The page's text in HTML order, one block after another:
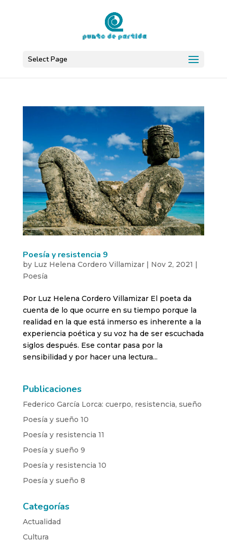
Select Page
Poesía y resistencia 9
by Luz Helena Cordero Villamizar| Nov 2, 2021 |
Poesía
Por Luz Helena Cordero Villamizar El poeta da
cuenta de lo que ocurre en su tiempo porque la
realidad en la que está inmerso es inherente a la
experiencia poética y su voz ha de ser escuchada
siglos después. Ese contar pasa por la
sensibilidad y por hacer una lectura...
Publicaciones
Federico García Lorca: cuerpo, resistencia, sueño
Poesía y sueño 10
Poesía y resistencia 11
Poesía y sueño 9
Poesía y resistencia 10
Poesía y sueño 8
Categorías
Actualidad
Cultura